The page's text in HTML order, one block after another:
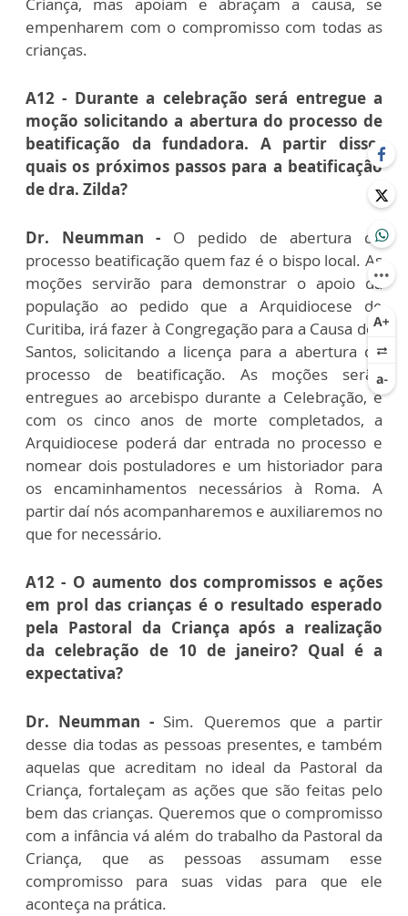
Criança, mas apoiam e abraçam a causa, se
empenharem com o compromisso com todas as
crianças.
A12 - Durante a celebração será entregue a
moção solicitando a abertura do processo de
beatificação da fundadora. A partir disso,
quais os próximos passos para a beatificação
de dra. Zilda?
Dr. Neumman - O pedido de abertura do
processo beatificação quem faz é o bispo local. As
moções servirão para demonstrar o apoio da
população ao pedido que a Arquidiocese de
Curitiba, irá fazer à Congregação para a Causa dos
Santos, solicitando a licença para a abertura do
processo de beatificação. As moções serão
entregues ao arcebispo durante a Celebração, e
com os cinco anos de morte completados, a
Arquidiocese poderá dar entrada no processo e
nomear dois postuladores e um historiador para
os encaminhamentos necessários à Roma. A
partir daí nós acompanharemos e auxiliaremos no
que for necessário.
A12 - O aumento dos compromissos e ações
em prol das crianças é o resultado esperado
pela Pastoral da Criança após a realização
da celebração de 10 de janeiro? Qual é a
expectativa?
Dr. Neumman - Sim. Queremos que a partir
desse dia todas as pessoas presentes, e também
aquelas que acreditam no ideal da Pastoral da
Criança, fortaleçam as ações que são feitas pelo
bem das crianças. Queremos que o compromisso
com a infância vá além do trabalho da Pastoral da
Criança, que as pessoas assumam esse
compromisso para suas vidas para que ele
aconteça na prática.